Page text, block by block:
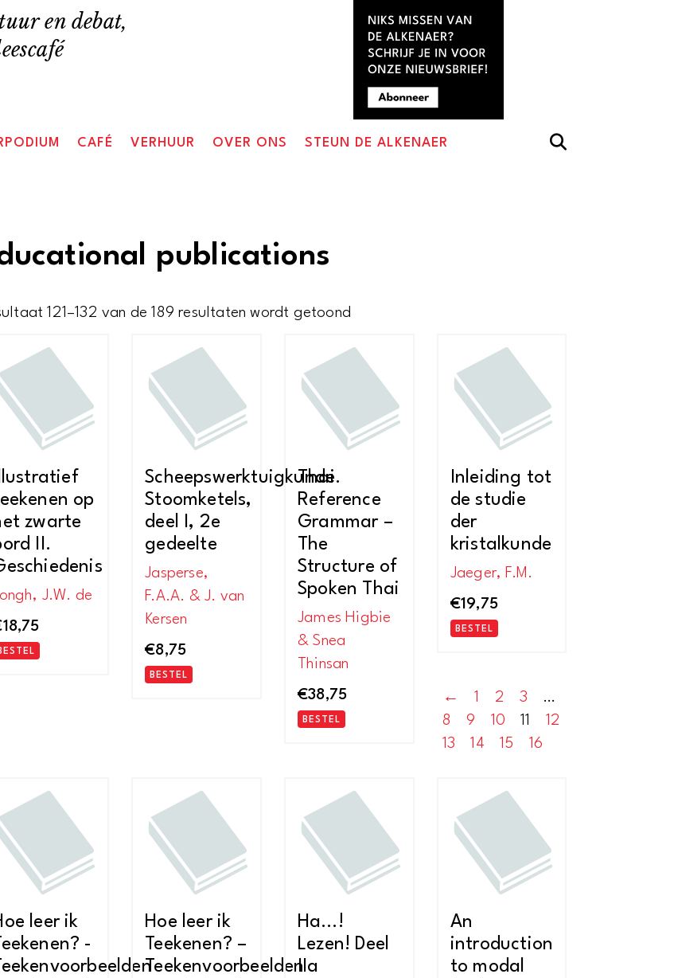
en debat,
CAFÉ VERHUUR OVER ONS STEUN DE ALKENAER
publications
121–132 van de 189 resultaten wordt getoond
nieuwste
op
zwarte
II.
J.W. de
18,75
Scheepswerktuigkunde.
Stoomketels,
deel I, 2e
gedeelte
Jasperse,
F.A.A. & J. van
Kersen
€8,75
BESTEL
Thai
Reference
Grammar –
The
Structure of
Spoken Thai
James Higbie
& Snea
Thinsan
€38,75
BESTEL
Inleiding tot
de studie
der
kristalkunde
Jaeger, F.M.
€19,75
BESTEL
leer ik
Teekenen? -
Teekenvoorbeelden
Hoe leer ik
Teekenen? –
Teekenvoorbeelden
Ha…!
Lezen! Deel
IIa
An
introduction
to modal
← 1 2 3
…
8
9 10 11
12
13
14 15 16